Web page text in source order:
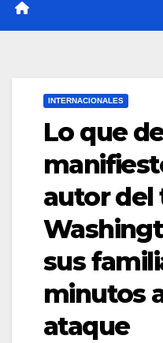
INTERNACIONALES
Lo que
autor del
sus
minutos
ataque